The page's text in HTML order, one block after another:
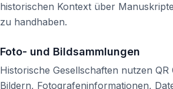
historischen Kontext über
zu handhaben.
Foto- und Bildsammlungen
Historische Gesellschaften nutzen
Bildern, Fotografeninformationen,